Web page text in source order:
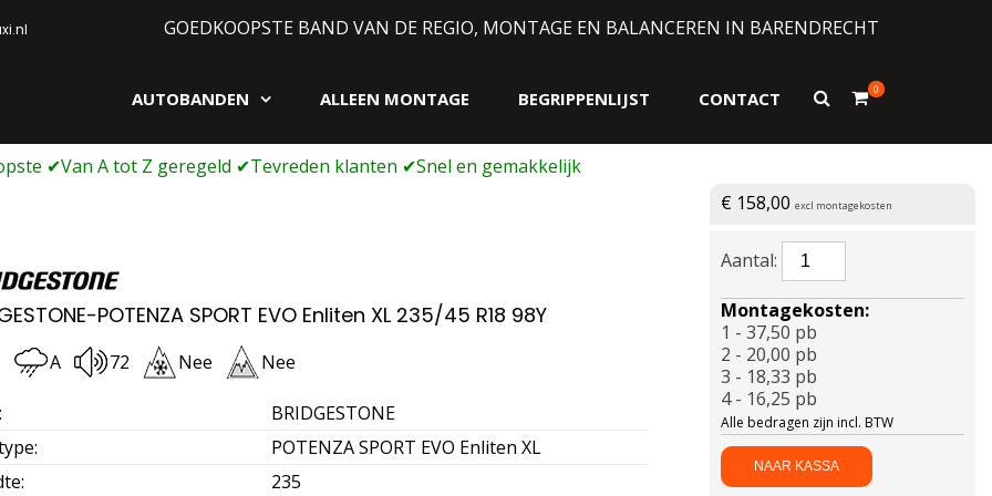
GOEDKOOPSTE BAND VAN DE REGIO, MONTAGE EN BALANCEREN IN BARENDRECHT
AUTOBANDEN ALLEEN MONTAGE BEGRIPPENLIJST CONTACT
Toon
0
POTENZA SPORT EVO Enliten XL 235/45 R18 98Y
€ 158,00 excl montagekosten
A 72 Nee Nee
:
BRIDGESTONE
:
POTENZA SPORT EVO Enliten XL
:
235
BRIDGESTONE-
POTENZA
SPORT
EVO
Enliten
XL
235/45
R18
98Y
aantal
NAAR KASSA
Montagekosten:
1 - 37,50 pb
2 - 20,00 pb
3 - 18,33 pb
4 - 16,25 pb
Alle bedragen zijn incl. BTW